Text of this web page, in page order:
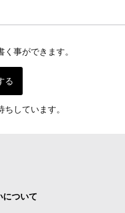
事ができます。
る
しています。
について